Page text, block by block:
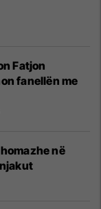
Fatjon
fanellën me
në